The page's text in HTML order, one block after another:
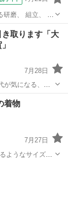
研磨、 組立、 検
。 ライン作業で
取ります「大
7月28日
が気になる、繁
いらっしゃれば
い
用の着物
7月27日
ようなサイズの